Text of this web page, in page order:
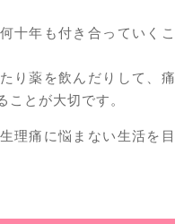
十年も付き合っていくこ
り薬を飲んだりして、
とが大切です。
理痛に悩まない生活を